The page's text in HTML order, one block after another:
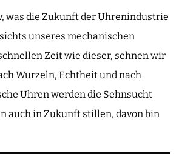
was die Zukunft der Uhrenindustrie
unseres mechanischen
Zeit wie dieser, sehnen wir
Wurzeln, Echtheit und nach
Uhren werden die Sehnsucht
auch in Zukunft stillen, davon bin